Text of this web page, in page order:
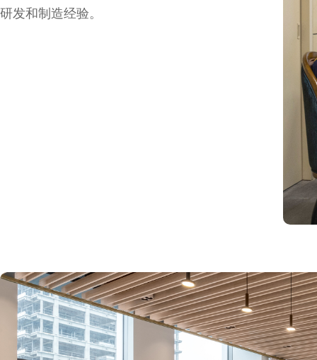
研发和制造经验。